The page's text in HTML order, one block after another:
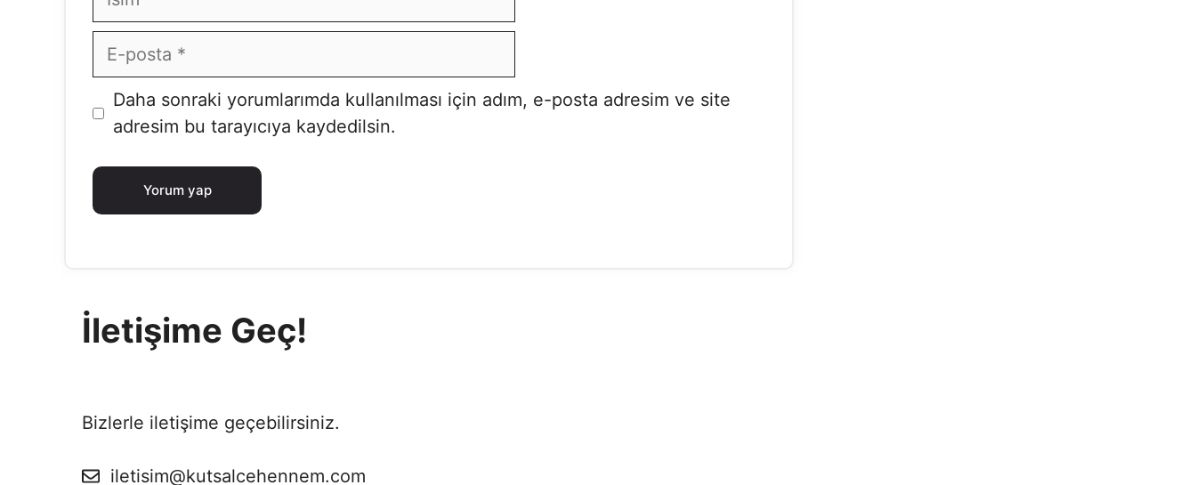
E-
posta
İnternet
sitesi
Daha sonraki yorumlarımda kullanılması için adım, e-posta adresim ve site
adresim bu tarayıcıya kaydedilsin.
İletişime Geç!
Bizlerle iletişime geçebilirsiniz.
iletisim@kutsalcehennem.com